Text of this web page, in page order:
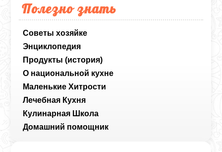
Полезно знать
Советы хозяйке
Энциклопедия
Продукты (история)
О национальной кухне
Маленькие Хитрости
Лечебная Кухня
Кулинарная Школа
Домашний помощник